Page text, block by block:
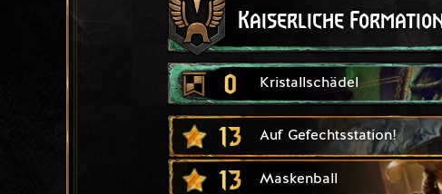
Kaiserliche Formation
0 Kristallschädel
13 Auf Gefechtsstation!
13 Maskenball